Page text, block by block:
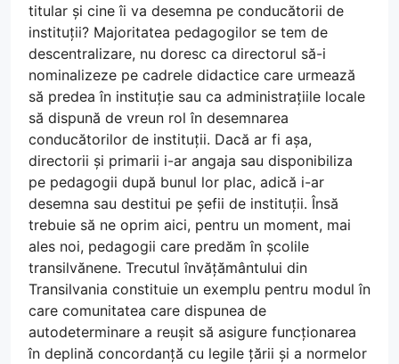
titular și cine îi va desemna pe conducătorii de
instituții? Majoritatea pedagogilor se tem de
descentralizare, nu doresc ca directorul să-i
nominalizeze pe cadrele didactice care urmează
să predea în instituție sau ca administrațiile locale
să dispună de vreun rol în desemnarea
conducătorilor de instituții. Dacă ar fi așa,
directorii și primarii i-ar angaja sau disponibiliza
pe pedagogii după bunul lor plac, adică i-ar
desemna sau destitui pe șefii de instituții. Însă
trebuie să ne oprim aici, pentru un moment, mai
ales noi, pedagogii care predăm în școlile
transilvănene. Trecutul învățământului din
Transilvania constituie un exemplu pentru modul în
care comunitatea care dispunea de
autodeterminare a reușit să asigure funcționarea
în deplină concordanță cu legile țării și a normelor